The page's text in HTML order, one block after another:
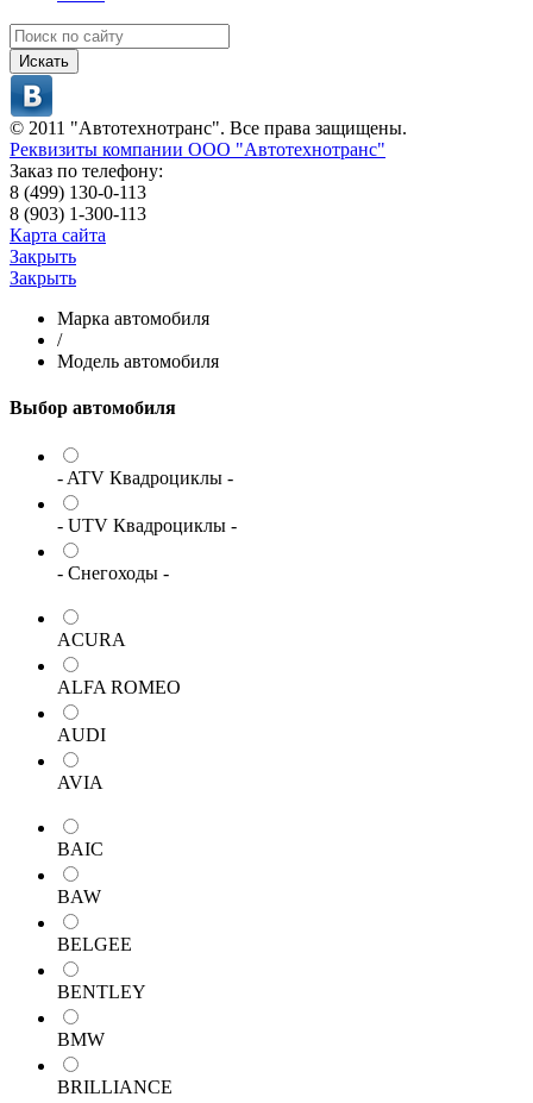
Искать
© 2011 "Автотехнотранс". Все права защищены.
Реквизиты компании ООО "Автотехнотранс"
Заказ по телефону:
8 (499) 130-0-113
8 (903) 1-300-113
Карта сайта
Закрыть
Закрыть
Марка автомобиля
/
Модель автомобиля
Выбор автомобиля
- ATV Квадроциклы -
- UTV Квадроциклы -
- Снегоходы -
ACURA
ALFA ROMEO
AUDI
AVIA
BAIC
BAW
BELGEE
BENTLEY
BMW
BRILLIANCE